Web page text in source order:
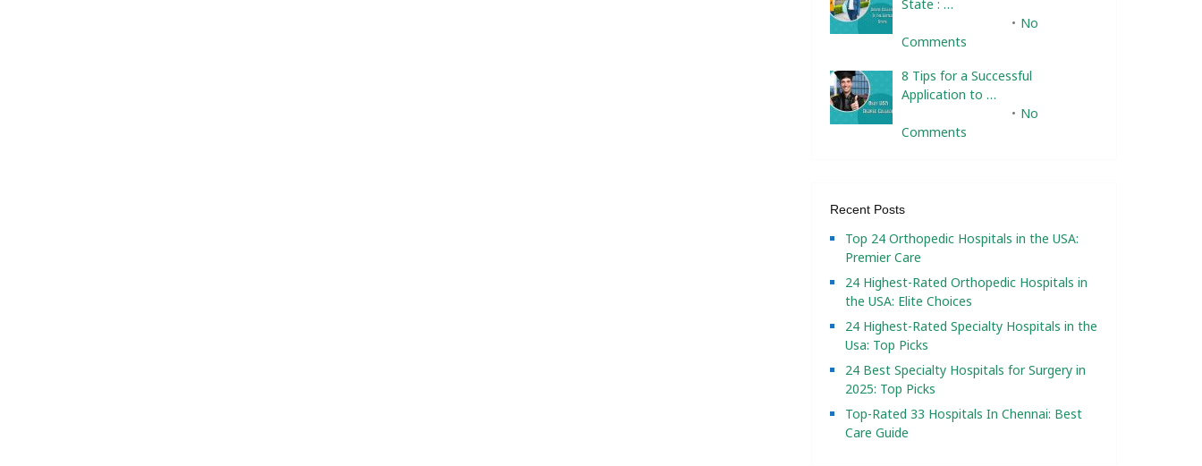
State : …
No
Comments
8 Tips for a Successful
Application to …
No
Comments
Recent Posts
Top 24 Orthopedic Hospitals in the USA:
Premier Care
24 Highest-Rated Orthopedic Hospitals in
the USA: Elite Choices
24 Highest-Rated Specialty Hospitals in the
Usa: Top Picks
24 Best Specialty Hospitals for Surgery in
2025: Top Picks
Top-Rated 33 Hospitals In Chennai: Best
Care Guide